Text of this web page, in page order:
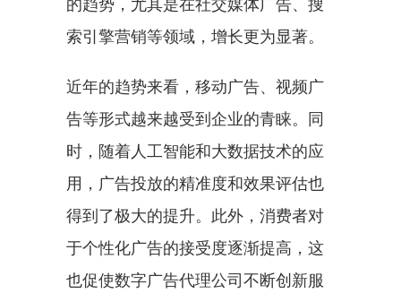
的趋势，尤其是在社交媒体广告、搜
索引擎营销等领域，增长更为显著。
近年的趋势来看，移动广告、视频广
告等形式越来越受到企业的青睐。同
时，随着人工智能和大数据技术的应
用，广告投放的精准度和效果评估也
得到了极大的提升。此外，消费者对
于个性化广告的接受度逐渐提高，这
也促使数字广告代理公司不断创新服